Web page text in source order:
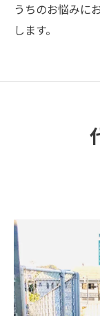
うちのお悩みに
します。